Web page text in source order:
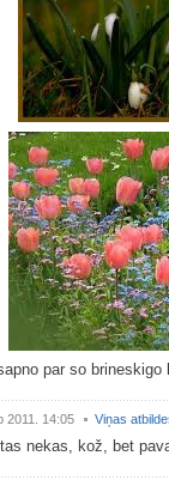
par so
2011. 14:05 Viņas
nekas, kož, bet